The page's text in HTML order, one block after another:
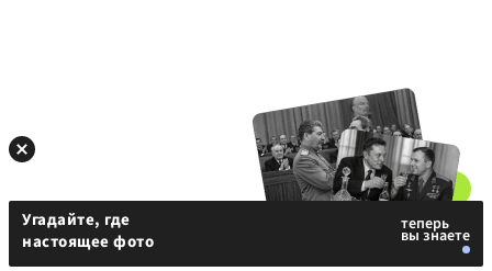
Угадайте, где
настоящее фото